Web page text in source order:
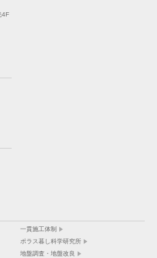
4F
一貫施工体制
ポラス暮し科学研究所
地盤調査・地盤改良